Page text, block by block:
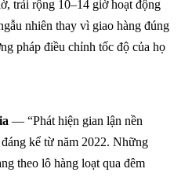
trải rộng 10–14 giờ hoạt động
nhiên thay vì giao hàng đúng
pháp điều chỉnh tốc độ của họ
— “Phát hiện gian lận nền
kể từ năm 2022. Những
theo lô hàng loạt qua đêm